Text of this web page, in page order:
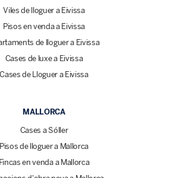
Viles de lloguer a Eivissa
Pisos en venda a Eivissa
de lloguer a Eivissa
Cases de luxe a Eivissa
Cases de Lloguer a Eivissa
MALLORCA
Cases a Sóller
Pisos de lloguer a Mallorca
Fincas en venda a Mallorca